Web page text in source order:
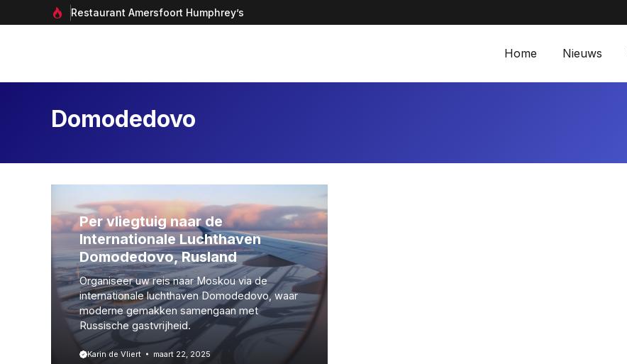
naar
Restaurant Amersfoort Humphrey’s
Home Nieuws
Domodedovo
Per vliegtuig naar de
Internationale Luchthaven
Domodedovo, Rusland
Organiseer uw reis naar Moskou via de
internationale luchthaven Domodedovo, waar
moderne gemakken samengaan met
Russische gastvrijheid.
Karin de Vliert maart 22, 2025